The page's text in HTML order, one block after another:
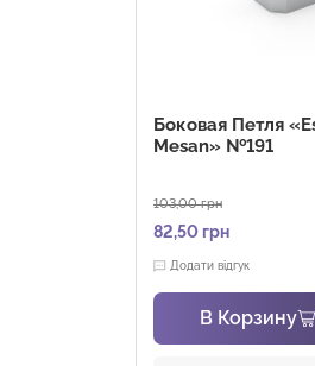
Боковая Петля
Mesan» №191
103,00грн
82,50 грн
Додати відгук
В Корзину